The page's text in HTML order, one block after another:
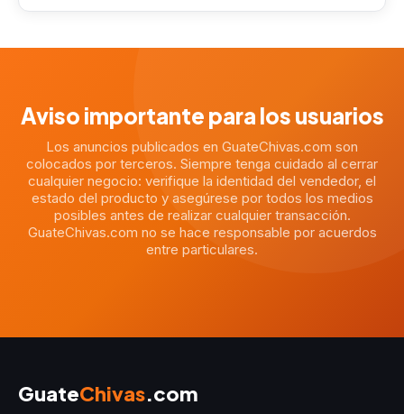
Aviso importante para los usuarios
Los anuncios publicados en GuateChivas.com son
colocados por terceros. Siempre tenga cuidado al cerrar
cualquier negocio: verifique la identidad del vendedor, el
estado del producto y asegúrese por todos los medios
posibles antes de realizar cualquier transacción.
GuateChivas.com no se hace responsable por acuerdos
entre particulares.
GuateChivas.com